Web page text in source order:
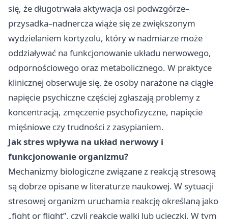
się, że długotrwała aktywacja osi podwzgórze–
przysadka–nadnercza wiąże się ze zwiększonym
wydzielaniem kortyzolu, który w nadmiarze może
oddziaływać na funkcjonowanie układu nerwowego,
odpornościowego oraz metabolicznego. W praktyce
klinicznej obserwuje się, że osoby narażone na ciągłe
napięcie psychiczne częściej zgłaszają problemy z
koncentracją, zmęczenie psychofizyczne, napięcie
mięśniowe czy trudności z zasypianiem.
Jak stres wpływa na układ nerwowy i
funkcjonowanie organizmu?
Mechanizmy biologiczne związane z reakcją stresową
są dobrze opisane w literaturze naukowej. W sytuacji
stresowej organizm uruchamia reakcję określaną jako
„fight or flight”, czyli reakcję walki lub ucieczki. W tym